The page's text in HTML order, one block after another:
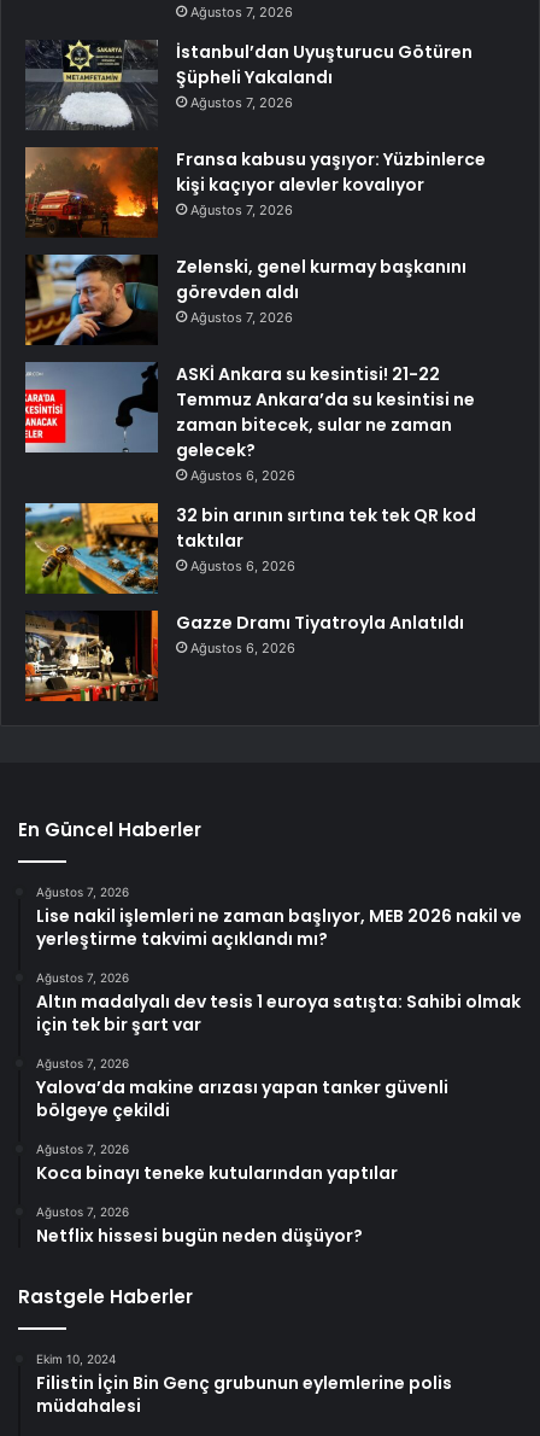
Ağustos 7, 2026
İstanbul’dan Uyuşturucu Götüren
Şüpheli Yakalandı
Ağustos 7, 2026
Fransa kabusu yaşıyor: Yüzbinlerce
kişi kaçıyor alevler kovalıyor
Ağustos 7, 2026
Zelenski, genel kurmay başkanını
görevden aldı
Ağustos 7, 2026
ASKİ Ankara su kesintisi! 21-22
Temmuz Ankara’da su kesintisi ne
zaman bitecek, sular ne zaman
gelecek?
Ağustos 6, 2026
32 bin arının sırtına tek tek QR kod
taktılar
Ağustos 6, 2026
Gazze Dramı Tiyatroyla Anlatıldı
Ağustos 6, 2026
En Güncel Haberler
Ağustos 7, 2026
Lise nakil işlemleri ne zaman başlıyor, MEB 2026 nakil ve
yerleştirme takvimi açıklandı mı?
Ağustos 7, 2026
Altın madalyalı dev tesis 1 euroya satışta: Sahibi olmak
için tek bir şart var
Ağustos 7, 2026
Yalova’da makine arızası yapan tanker güvenli
bölgeye çekildi
Ağustos 7, 2026
Koca binayı teneke kutularından yaptılar
Ağustos 7, 2026
Netflix hissesi bugün neden düşüyor?
Rastgele Haberler
Ekim 10, 2024
Filistin İçin Bin Genç grubunun eylemlerine polis
müdahalesi